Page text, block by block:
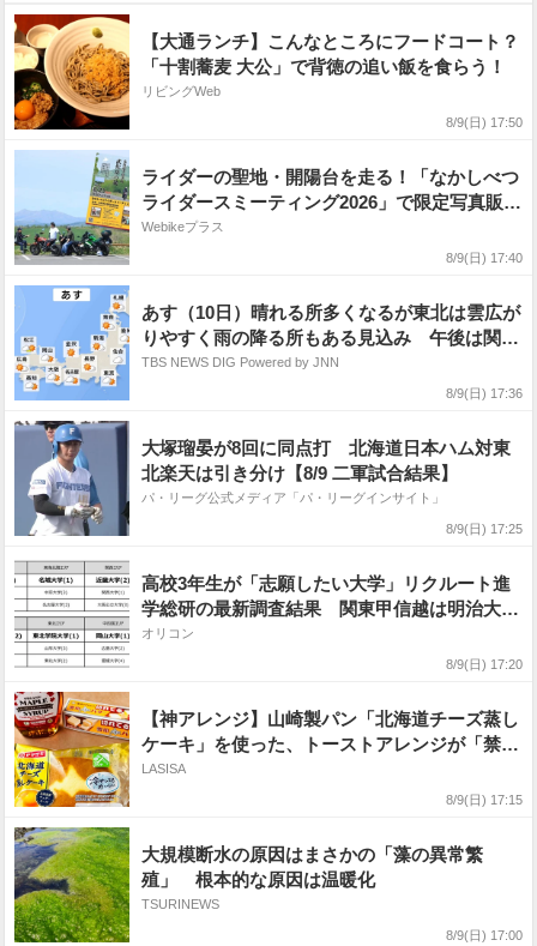
【大通ランチ】こんなところにフードコート？
「十割蕎麦 大公」で背徳の追い飯を食らう！
リビングWeb
8/9(日) 17:50
ライダーの聖地・開陽台を走る！「なかしべつ
ライダースミーティング2026」で限定写真販売
サービスが導入決定
Webikeプラス
8/9(日) 17:40
あす（10日）晴れる所多くなるが東北は雲広が
りやすく雨の降る所もある見込み 午後は関東
から西も、ところどころでにわか雨・雷雨があ
TBS NEWS DIG Powered by JNN
8/9(日) 17:36
大塚瑠晏が8回に同点打 北海道日本ハム対東
北楽天は引き分け【8/9 二軍試合結果】
パ・リーグ公式メディア「パ・リーグインサイト」
8/9(日) 17:25
高校3年生が「志願したい大学」リクルート進
学総研の最新調査結果 関東甲信越は明治大
学、関西は近畿大学【上位記載】
オリコン
8/9(日) 17:20
【神アレンジ】山崎製パン「北海道チーズ蒸し
ケーキ」を使った、トーストアレンジが「禁断
のレシピすぎる」
LASISA
8/9(日) 17:15
大規模断水の原因はまさかの「藻の異常繁
殖」 根本的な原因は温暖化
TSURINEWS
8/9(日) 17:00